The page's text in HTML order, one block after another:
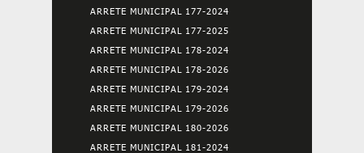
ARRETE MUNICIPAL 177-2024
ARRETE MUNICIPAL 177-2025
ARRETE MUNICIPAL 178-2024
ARRETE MUNICIPAL 178-2026
ARRETE MUNICIPAL 179-2024
ARRETE MUNICIPAL 179-2026
ARRETE MUNICIPAL 180-2026
ARRETE MUNICIPAL 181-2024